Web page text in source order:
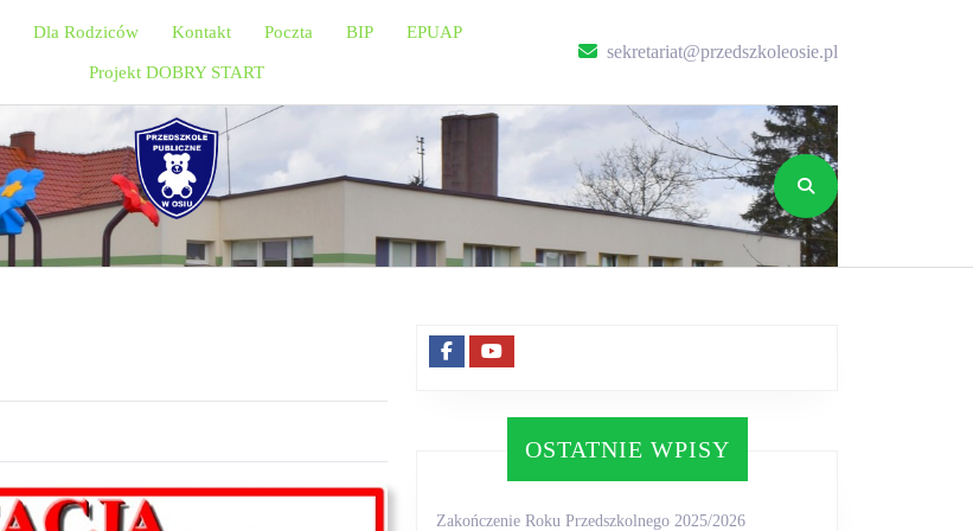
Dla Rodziców Kontakt Poczta BIP EPUAP
Projekt DOBRY START
sekretariat@przedszkoleosie.pl
FacebookYoutube
OSTATNIE WPISY
Zakończenie Roku Przedszkolnego 2025/2026